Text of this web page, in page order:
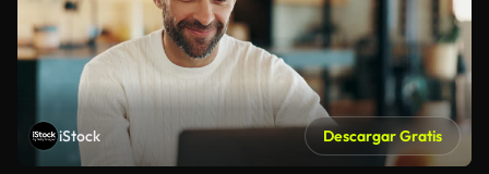
iStock Descargar Gratis